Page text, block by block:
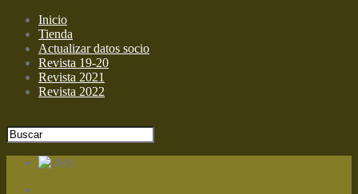
Inicio
Tienda
Actualizar datos socio
Revista 19-20
Revista 2021
Revista 2022